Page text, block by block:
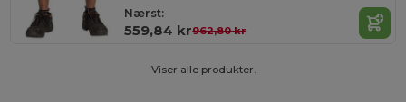
Nærst:
559,84 kr962,80 kr
Viser alle produkter.